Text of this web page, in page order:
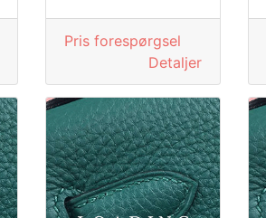
Pris forespørgsel
Detaljer